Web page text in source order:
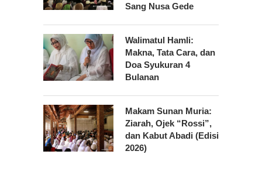
Sang Nusa Gede
Walimatul Hamli:
Makna, Tata Cara, dan
Doa Syukuran 4
Bulanan
Makam Sunan Muria:
Ziarah, Ojek “Rossi”,
dan Kabut Abadi (Edisi
2026)